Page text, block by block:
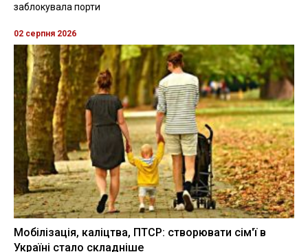
заблокувала порти
02 серпня 2026
Мобілізація, каліцтва, ПТСР: створювати сім'ї в
Україні стало складніше